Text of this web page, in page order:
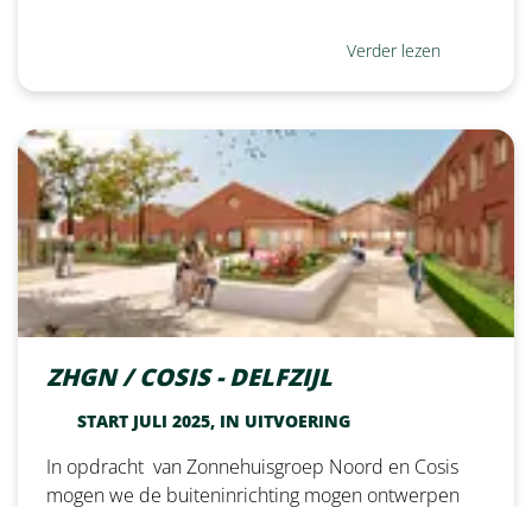
Verder lezen
ZHGN / COSIS - DELFZIJL
START JULI 2025, IN UITVOERING
In opdracht van Zonnehuisgroep Noord en Cosis
mogen we de buiteninrichting mogen ontwerpen